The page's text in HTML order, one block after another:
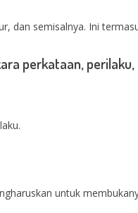
dan semisalnya. Ini
perkataan,
untuk